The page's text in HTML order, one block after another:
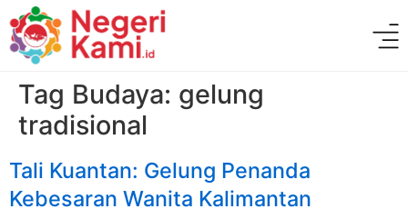
Tag Budaya: gelung
tradisional
Tali Kuantan: Gelung Penanda
Kebesaran Wanita Kalimantan